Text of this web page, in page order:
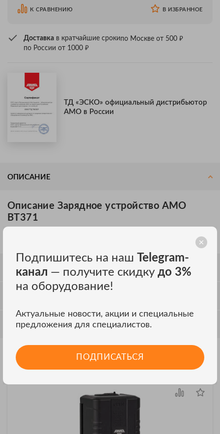
К СРАВНЕНИЮ В ИЗБРАННОЕ
Доставка в кратчайшие срокипо Москве от 500 ₽
по России от 1000 ₽
ТД «ЭСКО» официальный дистрибьютор
AMO в России
ОПИСАНИЕ
Описание Зарядное устройство AMO
BT371
СПЕЦИФИКАЦИЯ
ОБСУЖДЕНИЕ
Другие модели AMO ВСЕ МОДЕЛИ
Подпишитесь на наш Telegram-
канал — получите скидку до 3%
на оборудование!
Актуальные новости, акции и специальные
предложения для специалистов.
ПОДПИСАТЬСЯ